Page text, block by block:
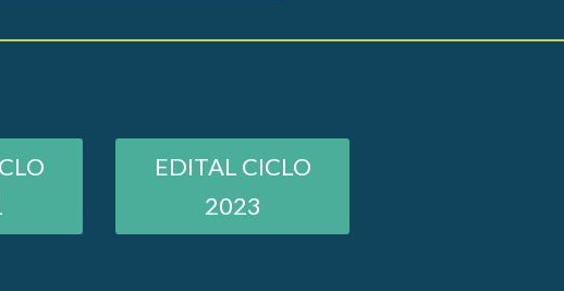
EDITAL CICLO
2023